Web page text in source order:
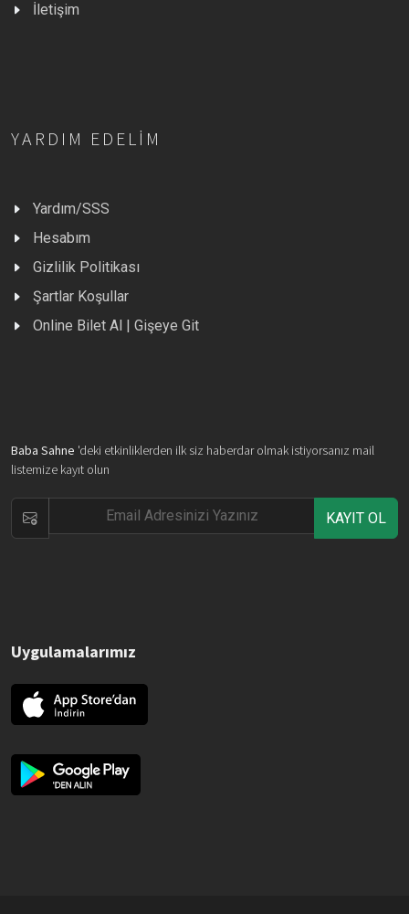
İletişim
YARDIM EDELIM
Yardım/SSS
Hesabım
Gizlilik Politikası
Şartlar Koşullar
Online Bilet Al | Gişeye Git
Baba Sahne 'deki etkinliklerden ilk siz haberdar olmak istiyorsanız mail
listemize kayıt olun
KAYIT OL
Uygulamalarımız